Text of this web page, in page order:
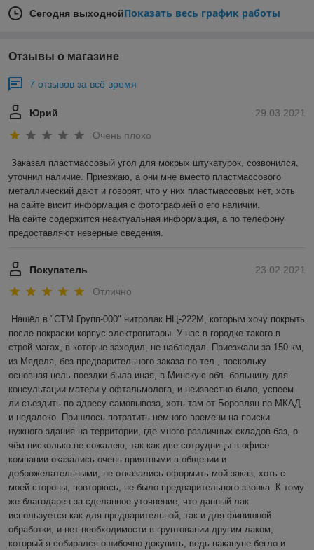
Сегодня выходнойПоказать весь график работы
Отзывы о магазине
7 отзывов за всё время
29.03.2021
Юрий
Очень плохо
Заказал пластмассовый угол для мокрых штукатурок, созвонился,
уточнил наличие. Приезжаю, а они мне вместо пластмассового
металлический дают и говорят, что у них пластмассовых нет, хоть
на сайте висит информация с фотографией о его наличии.
На сайте содержится неактуальная информация, а по телефону
предоставляют неверные сведения.
23.02.2021
Покупатель
Отлично
Нашёл в "СТМ Групп-000" нитролак НЦ-222М, которым хочу покрыть
после покраски корпус электрогитары. У нас в городке такого в
строй-магах, в которые заходил, не наблюдал. Приезжали за 150 км,
из Мяделя, без предварительного заказа по тел., поскольку
основная цель поездки была иная, в Минскую обл. больницу для
консультации матери у офтальмолога, и неизвестно было, успеем
ли съездить по адресу самовывоза, хоть там от Боровлян по МКАД
и недалеко. Пришлось потратить немного времени на поиски
нужного здания на территории, где много различных складов-баз, о
чём нисколько не сожалею, так как две сотрудницы в офисе
компании оказались очень приятными в общении и
доброжелательными, не отказались оформить мой заказ, хоть с
моей стороны, повторюсь, не было предварительного звонка. К тому
же благодарен за сделанное уточнение, что данный лак
используется как для предварительной, так и для финишной
обработки, и нет необходимости в грунтовании другим лаком,
который я собирался ошибочно докупить, ведь накануне бегло и